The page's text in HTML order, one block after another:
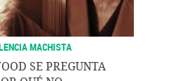
MACHISTA
SE PREGUNTA